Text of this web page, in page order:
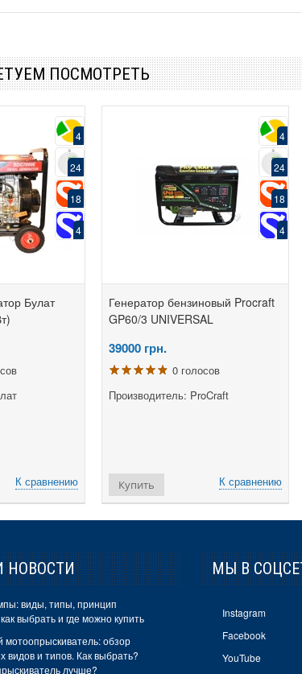
ПОСМОТРЕТЬ
4
24
18
4
Булат
К сравнению
4
24
18
4
Генератор бензиновый Procraft
GP60/3 UNIVERSAL
39000 грн.
0 голосов
Производитель: ProCraft
К сравнению
Купить
НОВОСТИ
виды, типы, принцип
выбрать и где можно купить
мотоопрыскиватель: обзор
видов и типов. Как выбрать?
лучше?
МЫ В
Instagram
Facebook
YouTube